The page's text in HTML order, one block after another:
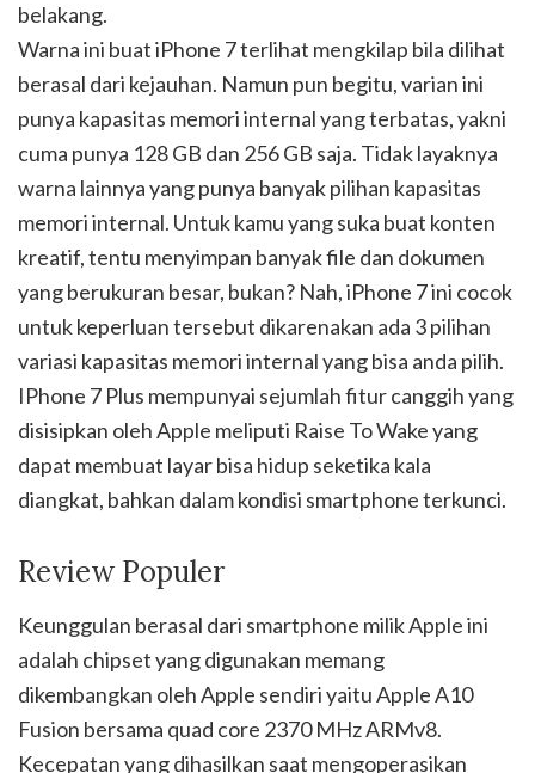
belakang.
Warna ini buat iPhone 7 terlihat mengkilap bila dilihat
berasal dari kejauhan. Namun pun begitu, varian ini
punya kapasitas memori internal yang terbatas, yakni
cuma punya 128 GB dan 256 GB saja. Tidak layaknya
warna lainnya yang punya banyak pilihan kapasitas
memori internal. Untuk kamu yang suka buat konten
kreatif, tentu menyimpan banyak file dan dokumen
yang berukuran besar, bukan? Nah, iPhone 7 ini cocok
untuk keperluan tersebut dikarenakan ada 3 pilihan
variasi kapasitas memori internal yang bisa anda pilih.
IPhone 7 Plus mempunyai sejumlah fitur canggih yang
disisipkan oleh Apple meliputi Raise To Wake yang
dapat membuat layar bisa hidup seketika kala
diangkat, bahkan dalam kondisi smartphone terkunci.
Review Populer
Keunggulan berasal dari smartphone milik Apple ini
adalah chipset yang digunakan memang
dikembangkan oleh Apple sendiri yaitu Apple A10
Fusion bersama quad core 2370 MHz ARMv8.
Kecepatan yang dihasilkan saat mengoperasikan